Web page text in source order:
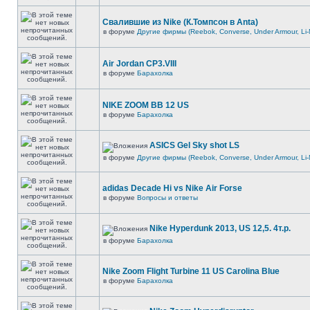
Свалившие из Nike (К.Томпсон в Anta)
в форуме Другие фирмы (Reebok, Converse, Under Armour, Li-
Air Jordan CP3.VIII
в форуме Барахолка
NIKE ZOOM BB 12 US
в форуме Барахолка
ASICS Gel Sky shot LS
в форуме Другие фирмы (Reebok, Converse, Under Armour, Li-
adidas Decade Hi vs Nike Air Forse
в форуме Вопросы и ответы
Nike Hyperdunk 2013, US 12,5. 4т.р.
в форуме Барахолка
Nike Zoom Flight Turbine 11 US Carolina Blue
в форуме Барахолка